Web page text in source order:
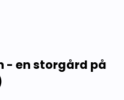
- en storgård på